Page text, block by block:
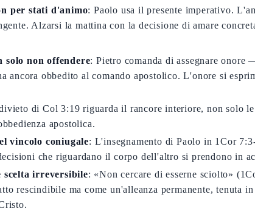
per stati d'animo: Paolo usa il presente imperativo.
Alzarsi la mattina con la decisione di amare
solo non offendere: Pietro comanda di assegnare
ancora obbedito al comando apostolico. L'onore si
di Col 3:19 riguarda il rancore interiore, non solo
apostolica.
vincolo coniugale: L'insegnamento di Paolo in 1Cor
che riguardano il corpo dell'altro si prendono in
scelta irreversibile: «Non cercare di esserne sciolto»
rescindibile ma come un'alleanza permanente, tenuta